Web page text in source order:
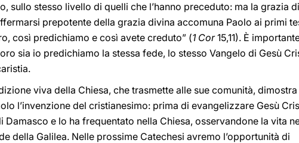
sullo stesso livello di quelli che l’hanno preceduto: ma la grazia
prepotente della grazia divina accomuna Paolo ai primi
così predichiamo e così avete creduto” (1 Cor15,11). È
sia io predichiamo la stessa fede, lo stesso Vangelo di Gesù
viva della Chiesa, che trasmette alle sue comunità,
l’invenzione del cristianesimo: prima di evangelizzare Gesù
Damasco e lo ha frequentato nella Chiesa, osservandone la vita
della Galilea. Nelle prossime Catechesi avremo l’opportunità di